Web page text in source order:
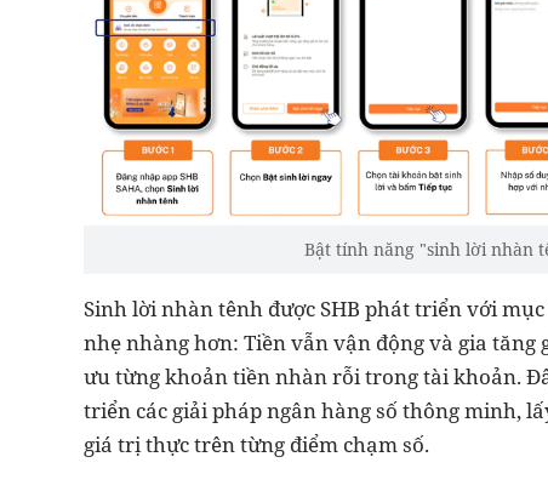
Bật tính năng "sinh lời nhàn
Sinh lời nhàn tênh được SHB phát triển với
nhẹ nhàng hơn: Tiền vẫn vận động và gia
ưu từng khoản tiền nhàn rỗi trong tài khoản.
triển các giải pháp ngân hàng số thông minh,
giá trị thực trên từng điểm chạm số.